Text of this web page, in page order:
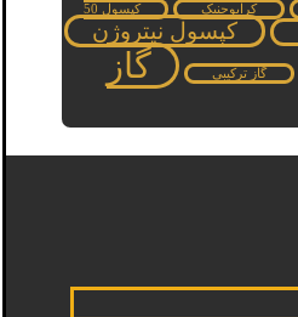
کرایوجنیک
کپسول 50
کپسول نیتروژن
گاز ترکیبی
گاز